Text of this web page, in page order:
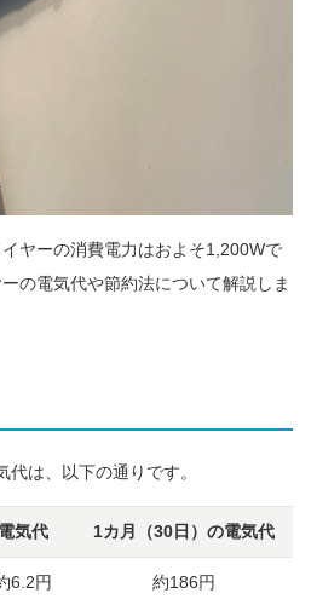
ヤーの消費電力はおよそ1,200Wで
の電気代や節約法について解説しま
は、以下の通りです。
電気代 1カ月（30日）の電気代
6.2円 約186円